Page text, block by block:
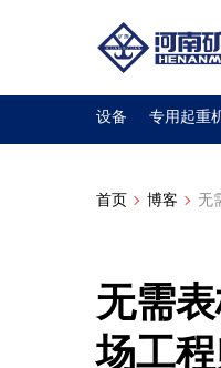
设备 专用起重
首页 博客 无
无需
场工